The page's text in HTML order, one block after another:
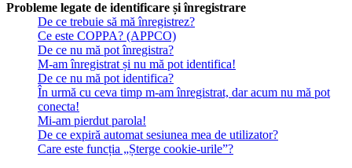
Probleme legate de identificare și înregistrare
De ce trebuie să mă înregistrez?
Ce este COPPA? (APPCO)
De ce nu mă pot înregistra?
M-am înregistrat și nu mă pot identifica!
De ce nu mă pot identifica?
În urmă cu ceva timp m-am înregistrat, dar acum nu mă pot
conecta!
Mi-am pierdut parola!
De ce expiră automat sesiunea mea de utilizator?
Care este funcția „Șterge cookie-urile”?